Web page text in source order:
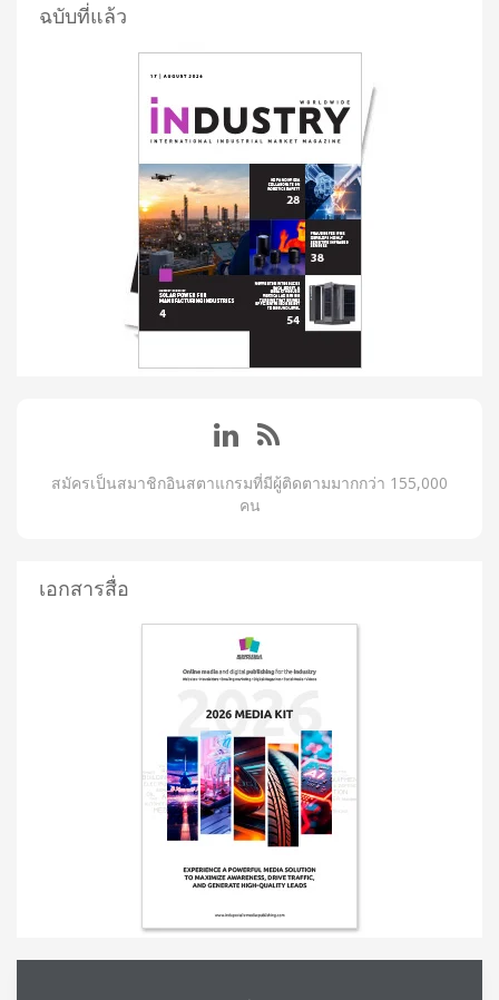
ฉบับที่แล้ว
สมัครเป็นสมาชิกอินสตาแกรมที่มีผู้ติดตามมากกว่า 155,000
คน
เอกสารสื่อ